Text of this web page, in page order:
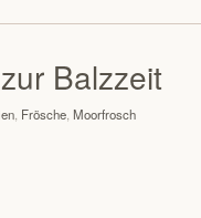
Balzzeit
, Frösche, Moorfrosch